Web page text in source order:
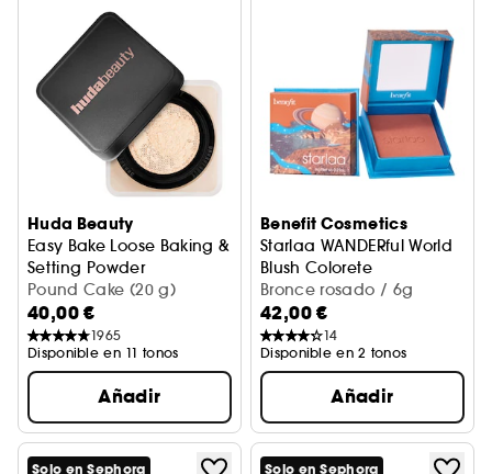
Huda Beauty
Easy Bake Loose Baking &
Setting Powder
Polvos sueltos
Pound Cake (20 g)
40,00 €
1965
Disponible en 11 tonos
Añadir
Benefit Cosmetics
Starlaa WANDERful World
Blush Colorete
Bronce rosado
Bronce rosado / 6g
42,00 €
14
Disponible en 2 tonos
Añadir
Solo en Sephora Solo en Sephora